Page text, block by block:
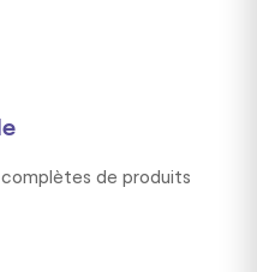
de produits